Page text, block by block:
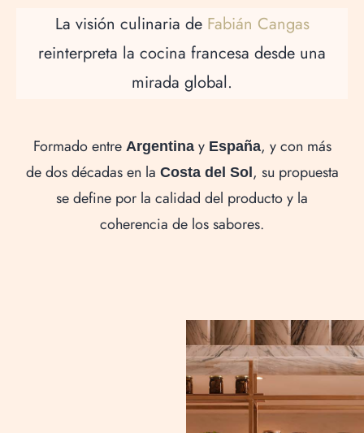
La visión culinaria de Fabián Cangas
reinterpreta la cocina francesa desde una
mirada global.
Formado entre Argentina España
, y con más
de dos décadas en la
Costa del Sol
, su propuesta
se define por la calidad del producto y la
coherencia de los sabores.